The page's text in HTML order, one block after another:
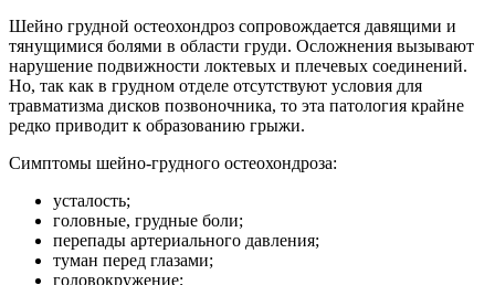
Шейно грудной остеохондроз сопровождается давящими и
тянущимися болями в области груди. Осложнения вызывают
нарушение подвижности локтевых и плечевых соединений.
Но, так как в грудном отделе отсутствуют условия для
травматизма дисков позвоночника, то эта патология крайне
редко приводит к образованию грыжи.
Симптомы шейно-грудного остеохондроза:
усталость;
головные, грудные боли;
перепады артериального давления;
туман перед глазами;
головокружение;